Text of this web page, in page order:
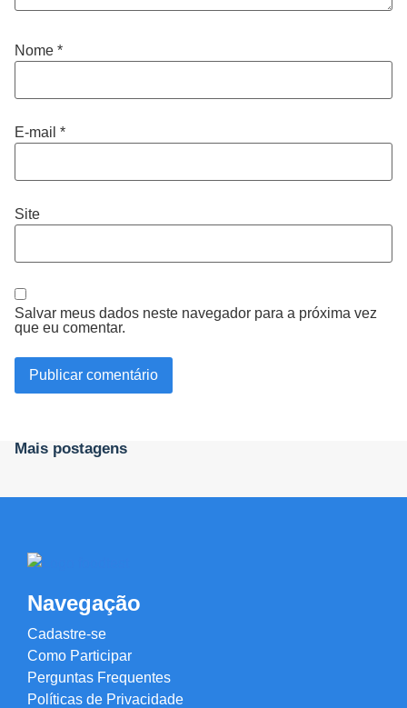
Nome *
E-mail *
Site
Salvar meus dados neste navegador para a próxima vez
que eu comentar.
Mais postagens
Navegação
Cadastre-se
Como Participar
Perguntas Frequentes
Políticas de Privacidade